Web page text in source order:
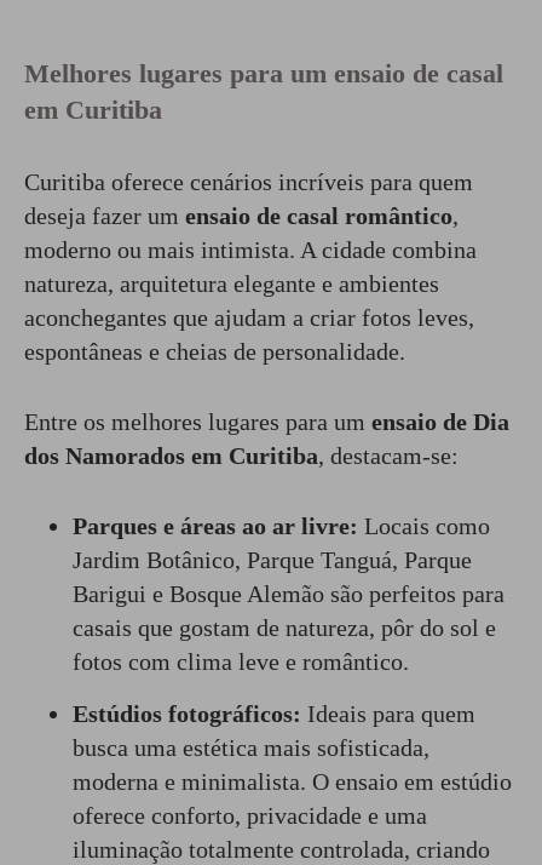
Melhores lugares para um ensaio de casal
em Curitiba
Curitiba oferece cenários incríveis para quem
deseja fazer um ensaio de casal romântico,
moderno ou mais intimista. A cidade combina
natureza, arquitetura elegante e ambientes
aconchegantes que ajudam a criar fotos leves,
espontâneas e cheias de personalidade.
Entre os melhores lugares para um ensaio de Dia
dos Namorados em Curitiba, destacam-se:
Parques e áreas ao ar livre: Locais como
Jardim Botânico, Parque Tanguá, Parque
Barigui e Bosque Alemão são perfeitos para
casais que gostam de natureza, pôr do sol e
fotos com clima leve e romântico.
Estúdios fotográficos: Ideais para quem
busca uma estética mais sofisticada,
moderna e minimalista. O ensaio em estúdio
oferece conforto, privacidade e uma
iluminação totalmente controlada, criando